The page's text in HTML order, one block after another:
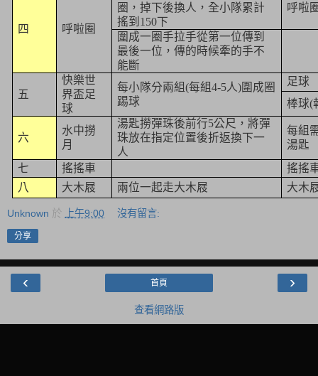
四 呼啦圈
圈，掉下後換人，全小隊累計
搖到 150下
呼啦
圍成一圈手拉手從第一位傳到
最後一位，傳的時候牽的手不
能斷
五
快樂世
界盃足
球
每小隊分兩組(每組4-5人)圍成圈
踢球
足球
棒球(
六
水中撈
月
湯匙撈彈珠後前行5公尺 ，將彈
珠放在指定位置後折返換下一
人
每組
湯匙
七
搖搖車
搖搖
八
大木屐 兩位一起走大木屐 大木
Unknown 於 上午9:00 沒有留言:
分享
‹ ›
首頁
查看網路版